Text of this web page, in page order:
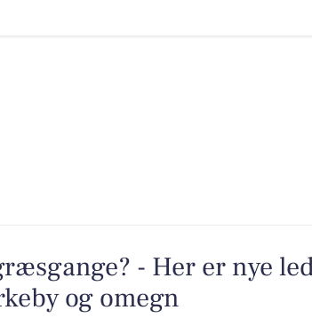
- Her er nye
og omegn